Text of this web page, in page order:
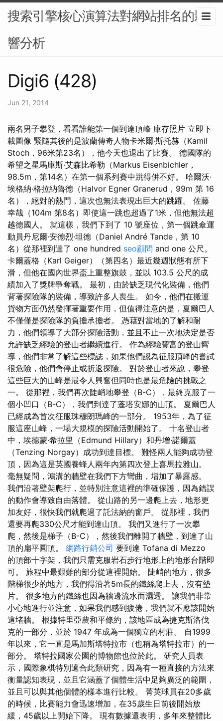
搜索引擎核心演算法對網站排名的影
響分析
Digi6 (428)
Jun 21, 2014
兩名男子攀登，看看誰能第一個到達頂峰 庫存照片 立即下
載圖像 緊隨其後的是波蘭傳奇人物卡米爾·斯托赫（Kamil
Stoch，96米第23名），他今天也退出了比賽。 德國隊的
希望之星馬庫斯·艾森比希勒（Markus Eisenbichler，
98.5m，第14名）在第一個系列賽中跳得併不好。 哈爾沃·
埃格納·格拉納魯德（Halvor Egner Granerud，99m 第 16
名），絕對的熱門，這次也無法表現出巨大的跳躍。 佐藤
幸哉（104m 第8名）即使這一跳也超過了1米，但他無法超
越德國人。 就這樣，我們下到了 10 號座位，第一個跳傘運
動員丹尼爾·安德烈·坦德（Daniel André Tande，第 10
名）從那裡到達了 one hundred seo顧問 and one 公尺。
卡爾蓋格（Karl Geiger）（第四名）最近幾週狀態有所下
滑，但他在國內世界盃上重整旗鼓，並以 103.5 公尺的成
績加入了獎牌爭奪戰。 最初，由於缺乏現代化裝備，他們
背著探險隊的裝備，導致許多人喪生。 如今，他們在搬運
貨物方面仍然發揮著重要作用，但值得注意的是，夏爾巴人
不僅僅是探險隊的負擔承擔者。 憑藉對當地的了解和耐
力，他們領導了大部分探險活動，並且不止一次地決定是否
允許缺乏經驗的登山者繼續進行。 作為經驗豐富的登山嚮
導，他們非常了解這些標誌，如果他們認為征服頂峰的嘗試
很危險，他們會停止或折返探險。 對於登山者來說，攀登
這些巨大的山峰是最令人興奮但同時也是最危險的挑戰之
一。 從那裡，我們再次陡峭地攀登（B-C），最終克服了一
個小凹口（B-C），我們到達了蓬塔安娜的山頂。 夏爾巴人
已經成為首次征服珠穆朗瑪峰的一部分。 1953年，為了征
服這座山峰，一場大規模的探險活動開始了。 十名登山者
中，埃德蒙·希拉里（Edmund Hillary）和丹增·諾爾蓋
（Tenzing Norgay）成功到達目標。 難怪兩人能夠成功登
頂，因為這是英國養蜂人兩年內第四次登上喜馬拉雅山。
毫無疑問，鴻溝的牆壁在我們下方彎曲，增加了暴露感。
我們沿著壁架爬行，並特別注意這裡的準確保護，因為錯誤
的動作會導致自由落體。 從山路的另一邊爬上去，地形更
加友好，很快我們就爬過了託法納的窗戶。 從那裡，我們
還要再爬330公尺才能到達山頂。 我們又進行了一次攀
爬，然後是梯子（B-C），然後我們離開了牆壁，到達了山
頂的扁平圓頂。 網路行銷公司 要到達 Tofana di Mezzo
的頂部十字架，我們只需克服岩石步行地形上的地形台階即
可。 旅程中最艱難的部分從這裡開始。 陡峭的地方，很多
階梯很少的地方，我們得沿著5m長的鐵絲爬上去，沒有墊
片。 很多地方的鐵絲也因為牆邊流水而濕透。 讓我們非常
小心地進行並注意，如果我們感到疲倦，我們就不應該開始
這堵牆。 根據特里亞農和平條約，該地區成為捷克斯洛伐
克的一部分，並於 1947 年成為一個獨立的村莊。 自1999
年以來，它一直是馬加斯塔特拉市（也稱為塔特拉市）的一
部分。 塔特拉國家公園的博物館也位於此。 研究人員表
示，國際象棋特別適合此類研究，因為有一種直接的方法來
衡量認知表現，並且它涵蓋了個體生活中足夠廣泛的範圍，
並且可以與其他個體的樣本進行比較。 菁英球員在20多歲
的時候，比賽能力會迅速增加，在35歲生日前後開始放
緩，45歲以上開始下降。 現有數據還表明，多年來整體比